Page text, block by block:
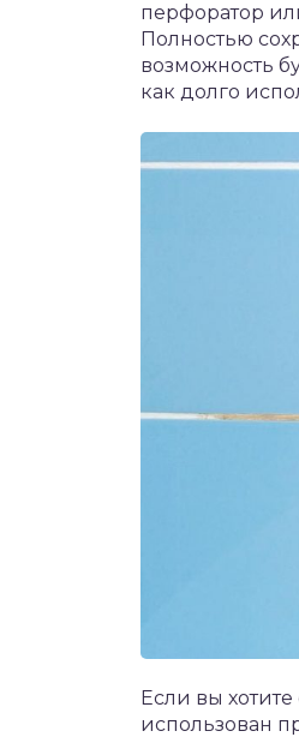
перфоратор
Полностью
возможность
как долго
Если вы
использован